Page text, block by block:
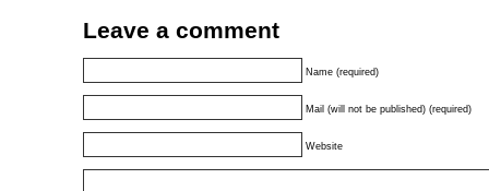
Leave a comment
Name (required)
Mail (will not be published) (required)
Website